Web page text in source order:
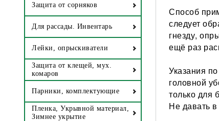
Защита от сорняков
Для рассады. Инвентарь
Лейки, опрыскиватели
Защита от клещей, мух.
комаров
Парники, комплектующие
Пленка, Укрывной материал,
Зимнее укрытие
Способ
следует
гнезду,
ещё раз
Указания
головной
только для
Не давать